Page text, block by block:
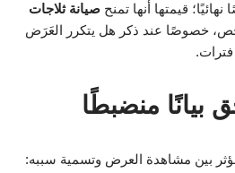
قيمتها أنها تمنح صيانة ثلاجات
خصوصًا عند ذكر هل يتكرر العَرَض
بيانًا منضبطًا
بين مشاهدة العرض وتسمية سببه: